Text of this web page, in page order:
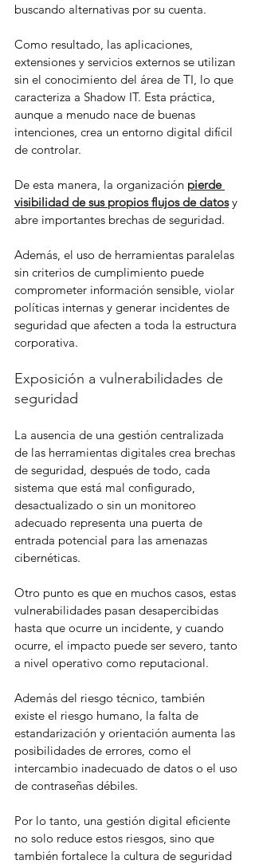
buscando alternativas por su cuenta.
Como resultado, las aplicaciones,
extensiones y servicios externos se utilizan
sin el conocimiento del área de TI, lo que
caracteriza a Shadow IT. Esta práctica,
aunque a menudo nace de buenas
intenciones, crea un entorno digital difícil
de controlar.
De esta manera, la organización pierde
visibilidad de sus propios flujos de datos y
abre importantes brechas de seguridad.
Además, el uso de herramientas paralelas
sin criterios de cumplimiento puede
comprometer información sensible, violar
políticas internas y generar incidentes de
seguridad que afecten a toda la estructura
corporativa.
Exposición a vulnerabilidades de
seguridad
La ausencia de una gestión centralizada
de las herramientas digitales crea brechas
de seguridad, después de todo, cada
sistema que está mal configurado,
desactualizado o sin un monitoreo
adecuado representa una puerta de
entrada potencial para las amenazas
cibernéticas.
Otro punto es que en muchos casos, estas
vulnerabilidades pasan desapercibidas
hasta que ocurre un incidente, y cuando
ocurre, el impacto puede ser severo, tanto
a nivel operativo como reputacional.
Además del riesgo técnico, también
existe el riesgo humano, la falta de
estandarización y orientación aumenta las
posibilidades de errores, como el
intercambio inadecuado de datos o el uso
de contraseñas débiles.
Por lo tanto, una gestión digital eficiente
no solo reduce estos riesgos, sino que
también fortalece la cultura de seguridad